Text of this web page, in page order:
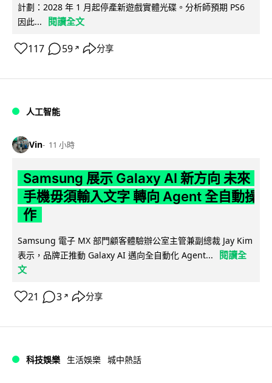
計劃：2028 年 1 月起停產新遊戲實體光碟。分析師預期 PS6
因此...
閱讀全文
117 59 ↗ 分享
人工智能
Vin 11 小時
Samsung 展示 Galaxy AI 新方向 未來
手機毋須輸入文字 轉向 Agent 全自動操
作
Samsung 電子 MX 部門顧客體驗辦公室主管兼副總裁 Jay Kim
表示，品牌正推動 Galaxy AI 邁向全自動化 Agent...
閱讀全
文
21 3 ↗ 分享
科技娛樂 生活娛樂 城中熱話